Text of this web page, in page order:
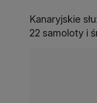
Kanaryjskie
22 samoloty i